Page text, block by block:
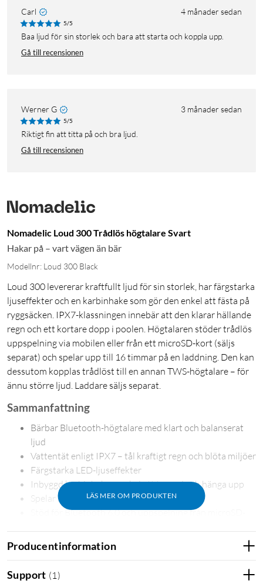
Carl 4 månader sedan
5/5
Baa ljud för sin storlek och bara att starta och koppla upp.
Gå till recensionen
Werner G 3 månader sedan
5/5
Riktigt fin att titta på och bra ljud.
Gå till recensionen
Nomadelic Loud 300 Trådlös högtalare Svart
Hakar på – vart vägen än bär
Modellnr: Loud 300 Black
Loud 300 levererar kraftfullt ljud för sin storlek, har färgstarka
ljuseffekter och en karbinhake som gör den enkel att fästa på
ryggsäcken. IPX7-klassningen innebär att den klarar hällande
regn och ett kortare dopp i poolen. Högtalaren stöder trådlös
uppspelning via mobilen eller från ett microSD-kort (säljs
separat) och spelar upp till 16 timmar på en laddning. Den kan
dessutom kopplas trådlöst till en annan TWS-högtalare – för
ännu större ljud. Laddare säljs separat.
LÄS MER OM PRODUKTEN
Sammanfattning
Bärbar Bluetooth-högtalare med klart och balanserat
ljud
Vattentät enligt IPX7 – tål kraftigt regn och blöta miljöer
Färgstarka LED-ljuseffekter
Inbyggd karbinhake – enkel att ta med och hänga upp
Spelar upp till 16 timmar på en laddning
Stöd för Bluetooth 6.0 och uppspelning från microSD-
Gjord för att följa med
Loud 300 är skapad för ett liv i rörelse. Den är lätt, kompakt
Producentinformation
Support (1 )